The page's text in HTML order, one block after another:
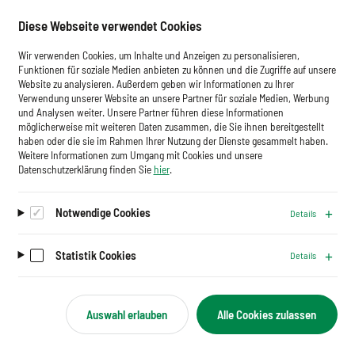
es eine nachhaltige Entwicklung.
© Thomas Köhler/Photothek
Diese Webseite verwendet Cookies
Wir verwenden Cookies, um Inhalte und Anzeigen zu personalisieren,
Funktionen für soziale Medien anbieten zu können und die Zugriffe auf unsere
Website zu analysieren. Außerdem geben wir Informationen zu Ihrer
Verwendung unserer Website an unsere Partner für soziale Medien, Werbung
und Analysen weiter. Unsere Partner führen diese Informationen
möglicherweise mit weiteren Daten zusammen, die Sie ihnen bereitgestellt
haben oder die sie im Rahmen Ihrer Nutzung der Dienste gesammelt haben.
Weitere Informationen zum Umgang mit Cookies und unsere
Datenschutzerklärung finden Sie hier.
Notwendige Cookies Details
Statistik Cookies Details
Auswahl erlauben Alle Cookies zulassen